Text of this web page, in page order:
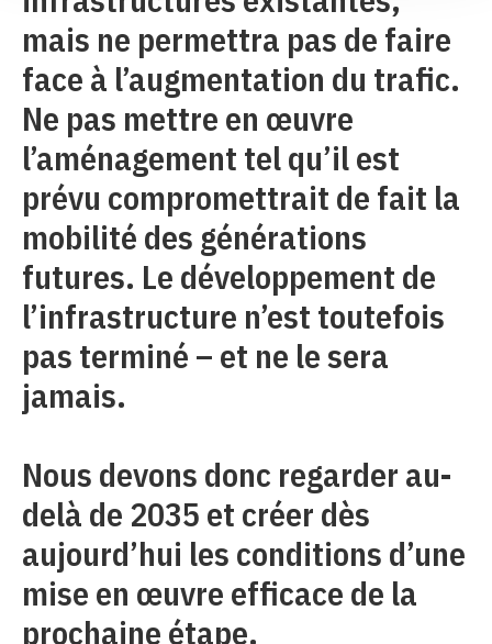
mais ne permettra pas de faire
face à l’augmentation du trafic.
Ne pas mettre en œuvre
l’aménagement tel qu’il est
prévu compromettrait de fait la
mobilité des générations
futures. Le développement de
l’infrastructure n’est toutefois
pas terminé – et ne le sera
jamais.
Nous devons donc regarder au-
delà de 2035 et créer dès
aujourd’hui les conditions d’une
mise en œuvre efficace de la
prochaine étape.